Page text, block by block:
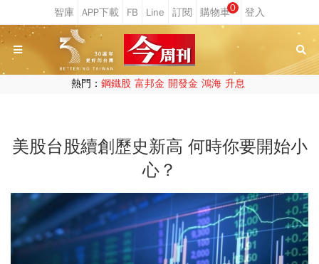
0
熱門： 鋼鐵股 富邦金 開發金 鴻海 升息
美股台股續創歷史新高 何時你要開始小
心？